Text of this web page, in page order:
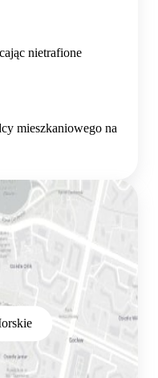
nietrafione
mieszkaniowego na